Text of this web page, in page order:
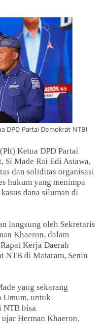
DPD Partai Demokrat NTB)
Ketua DPD Partai
Si Made Rai Edi Astawa,
dan soliditas organisasi
hukum yang menimpa
dana siluman di
langsung oleh Sekretaris
Khaeron, dalam
Kerja Daerah
NTB di Mataram, Senin
yang sekarang
Umum, untuk
NTB bisa
Herman Khaeron.